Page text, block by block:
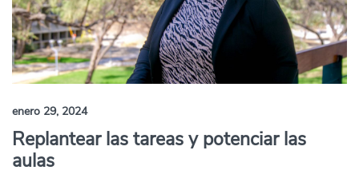
enero 29, 2024
Replantear las tareas y potenciar las
aulas